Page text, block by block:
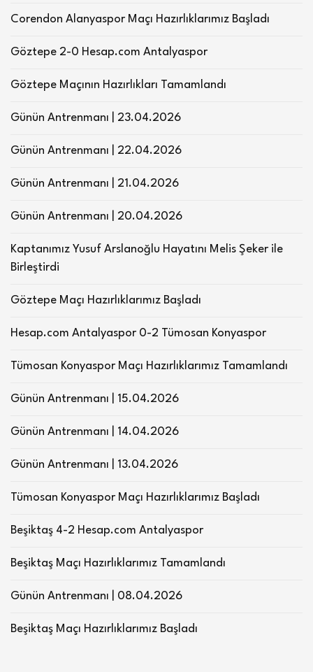
Corendon Alanyaspor Maçı Hazırlıklarımız Başladı
Göztepe 2-0 Hesap.com Antalyaspor
Göztepe Maçının Hazırlıkları Tamamlandı
Günün Antrenmanı | 23.04.2026
Günün Antrenmanı | 22.04.2026
Günün Antrenmanı | 21.04.2026
Günün Antrenmanı | 20.04.2026
Kaptanımız Yusuf Arslanoğlu Hayatını Melis Şeker ile
Birleştirdi
Göztepe Maçı Hazırlıklarımız Başladı
Hesap.com Antalyaspor 0-2 Tümosan Konyaspor
Tümosan Konyaspor Maçı Hazırlıklarımız Tamamlandı
Günün Antrenmanı | 15.04.2026
Günün Antrenmanı | 14.04.2026
Günün Antrenmanı | 13.04.2026
Tümosan Konyaspor Maçı Hazırlıklarımız Başladı
Beşiktaş 4-2 Hesap.com Antalyaspor
Beşiktaş Maçı Hazırlıklarımız Tamamlandı
Günün Antrenmanı | 08.04.2026
Beşiktaş Maçı Hazırlıklarımız Başladı